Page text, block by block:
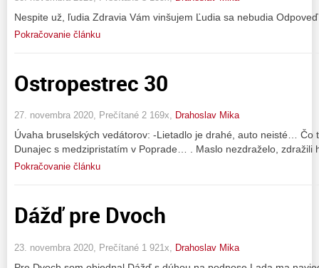
Nespite už, ľudia Zdravia Vám vinšujem Ľudia sa nebudia
Pokračovanie článku
Ostropestrec 30
27. novembra 2020, Prečítané 2 169x, Drahoslav Mika
Úvaha bruselských vedátorov: -Lietadlo je drahé, auto neisté… Čo
Dunajec s medzipristatím v Poprade… . Maslo nezdraželo, zdražili
Pokračovanie článku
Dážď pre Dvoch
23. novembra 2020, Prečítané 1 921x, Drahoslav Mika